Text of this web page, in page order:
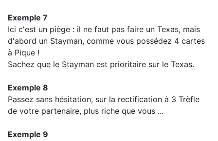
Exemple 7
Ici c'est un piège : il ne faut pas faire un Texas, mais
d'abord un Stayman, comme vous possédez 4 cartes
à Pique !
Sachez que le Stayman est prioritaire sur le Texas.
Exemple 8
Passez sans hésitation, sur la rectification à 3 Trèfle
de votre partenaire, plus riche que vous ...
Exemple 9